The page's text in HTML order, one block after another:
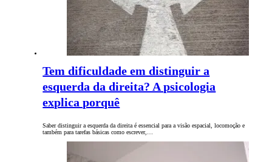
Tem dificuldade em distinguir a
esquerda da direita? A psicologia
explica porquê
Saber distinguir a esquerda da direita é essencial para a visão espacial, locomoção e
também para tarefas básicas como escrever,…